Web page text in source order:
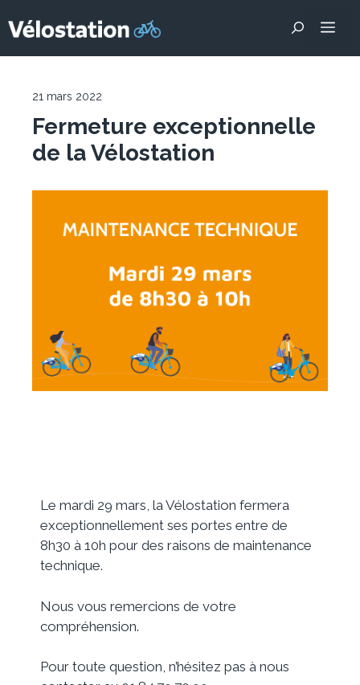
au
21 mars 2022
Fermeture exceptionnelle
de la Vélostation
Le mardi 29 mars, la Vélostation fermera
exceptionnellement ses portes entre de
8h30 à 10h pour des raisons de maintenance
technique.
Nous vous remercions de votre
compréhension.
Pour toute question, n’hésitez pas à nous